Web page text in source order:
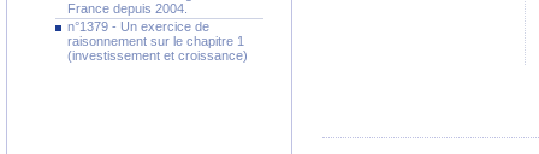
France depuis 2004.
n°1379 - Un exercice de
raisonnement sur le chapitre 1
(investissement et croissance)